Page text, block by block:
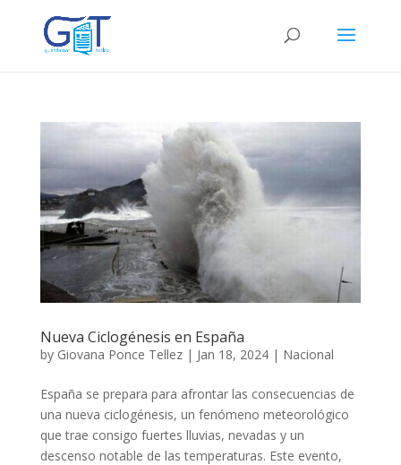
Nueva Ciclogénesis en España
by Giovana Ponce Tellez| Jan 18, 2024| Nacional
España se prepara para afrontar las consecuencias de
una nueva ciclogénesis, un fenómeno meteorológico
que trae consigo fuertes lluvias, nevadas y un
descenso notable de las temperaturas. Este evento,